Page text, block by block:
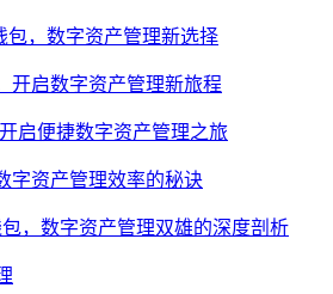
包，数字资产管理新选择
开启数字资产管理新旅程
启便捷数字资产管理之旅
字资产管理效率的秘诀
包，数字资产管理双雄的深度剖析